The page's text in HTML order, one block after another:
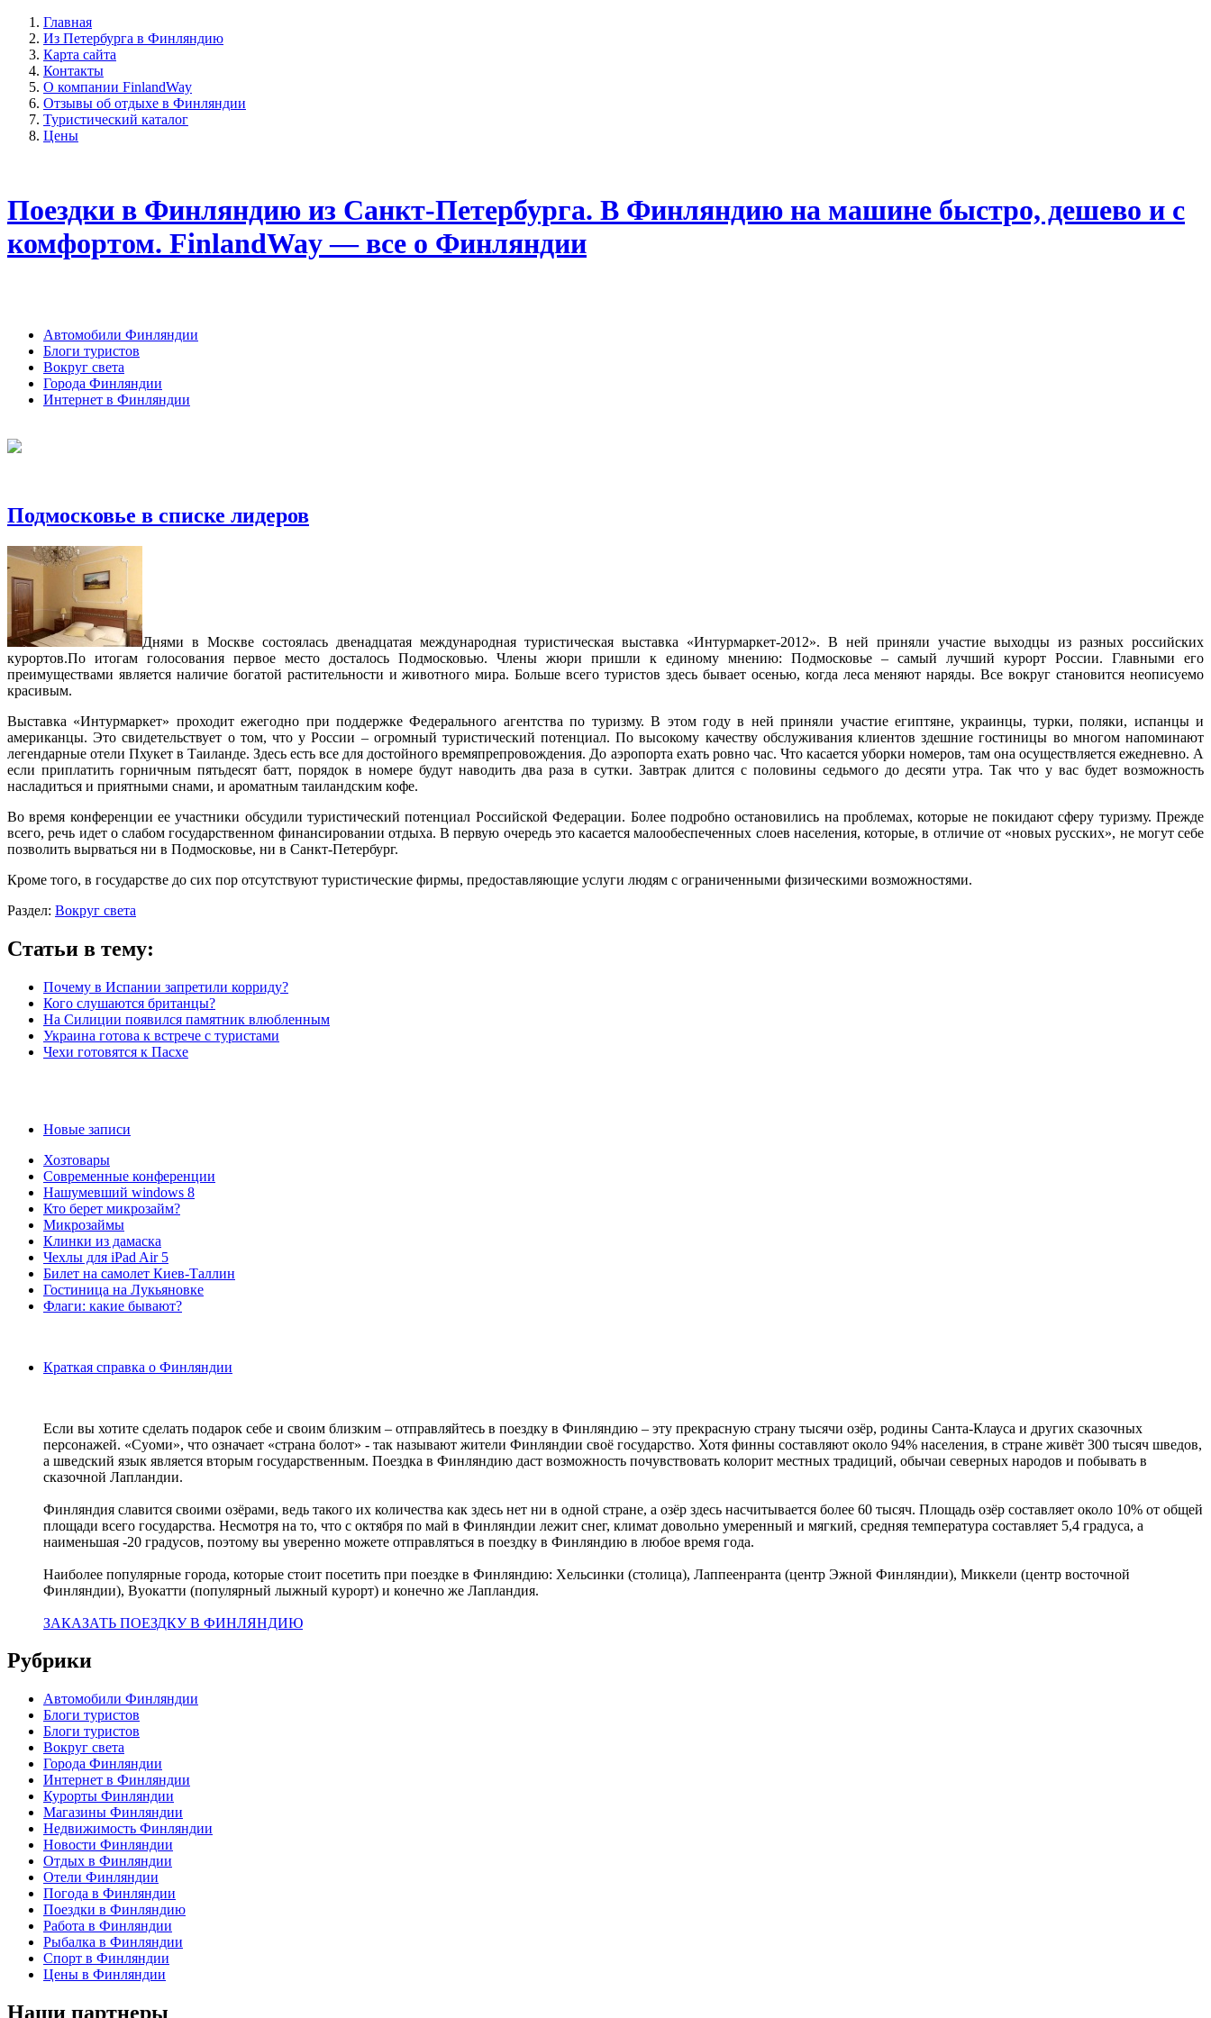
Главная
Из Петербурга в Финляндию
Карта сайта
Контакты
О компании FinlandWay
Отзывы об отдыхе в Финляндии
Туристический каталог
Цены
Поездки в Финляндию из Санкт-Петербурга. В Финляндию на машине быстро, дешево и с
комфортом. FinlandWay — все о Финляндии
Автомобили Финляндии
Блоги туристов
Вокруг света
Города Финляндии
Интернет в Финляндии
Подмосковье в списке лидеров
Днями в Москве состоялась двенадцатая международная туристическая выставка «Интурмаркет-2012». В ней приняли участие выходцы из разных российских
курортов.По итогам голосования первое место досталось Подмосковью. Члены жюри пришли к единому мнению: Подмосковье – самый лучший курорт России. Главными его
преимуществами является наличие богатой растительности и животного мира. Больше всего туристов здесь бывает осенью, когда леса меняют наряды. Все вокруг становится неописуемо
красивым.
Выставка «Интурмаркет» проходит ежегодно при поддержке Федерального агентства по туризму. В этом году в ней приняли участие египтяне, украинцы, турки, поляки, испанцы и
американцы. Это свидетельствует о том, что у России – огромный туристический потенциал. По высокому качеству обслуживания клиентов здешние гостиницы во многом напоминают
легендарные отели Пхукет в Таиланде. Здесь есть все для достойного времяпрепровождения. До аэропорта ехать ровно час. Что касается уборки номеров, там она осуществляется ежедневно. А
если приплатить горничным пятьдесят батт, порядок в номере будут наводить два раза в сутки. Завтрак длится с половины седьмого до десяти утра. Так что у вас будет возможность
насладиться и приятными снами, и ароматным таиландским кофе.
Во время конференции ее участники обсудили туристический потенциал Российской Федерации. Более подробно остановились на проблемах, которые не покидают сферу туризму. Прежде
всего, речь идет о слабом государственном финансировании отдыха. В первую очередь это касается малообеспеченных слоев населения, которые, в отличие от «новых русских», не могут себе
позволить вырваться ни в Подмосковье, ни в Санкт-Петербург.
Кроме того, в государстве до сих пор отсутствуют туристические фирмы, предоставляющие услуги людям с ограниченными физическими возможностями.
Раздел: Вокруг света
Статьи в тему:
Почему в Испании запретили корриду?
Кого слушаются британцы?
На Силиции появился памятник влюбленным
Украина готова к встрече с туристами
Чехи готовятся к Пасхе
Новые записи
Хозтовары
Современные конференции
Нашумевший windows 8
Кто берет микрозайм?
Микрозаймы
Клинки из дамаска
Чехлы для iPad Air 5
Билет на самолет Киев-Таллин
Гостиница на Лукьяновке
Флаги: какие бывают?
Краткая справка о Финляндии
Если вы хотите сделать подарок себе и своим близким – отправляйтесь в поездку в Финляндию – эту прекрасную страну тысячи озёр, родины Санта-Клауса и других сказочных
персонажей. «Суоми», что означает «страна болот» - так называют жители Финляндии своё государство. Хотя финны составляют около 94% населения, в стране живёт 300 тысяч шведов,
а шведский язык является вторым государственным. Поездка в Финляндию даст возможность почувствовать колорит местных традиций, обычаи северных народов и побывать в
сказочной Лапландии.
Финляндия славится своими озёрами, ведь такого их количества как здесь нет ни в одной стране, а озёр здесь насчитывается более 60 тысяч. Площадь озёр составляет около 10% от общей
площади всего государства. Несмотря на то, что с октября по май в Финляндии лежит снег, климат довольно умеренный и мягкий, средняя температура составляет 5,4 градуса, а
наименьшая -20 градусов, поэтому вы уверенно можете отправляться в поездку в Финляндию в любое время года.
Наиболее популярные города, которые стоит посетить при поездке в Финляндию: Хельсинки (столица), Лаппеенранта (центр Эжной Финляндии), Миккели (центр восточной
Финляндии), Вуокатти (популярный лыжный курорт) и конечно же Лапландия.
ЗАКАЗАТЬ ПОЕЗДКУ В ФИНЛЯНДИЮ
Рубрики
Автомобили Финляндии
Блоги туристов
Блоги туристов
Вокруг света
Города Финляндии
Интернет в Финляндии
Курорты Финляндии
Магазины Финляндии
Недвижимость Финляндии
Новости Финляндии
Отдых в Финляндии
Отели Финляндии
Погода в Финляндии
Поездки в Финляндию
Работа в Финляндии
Рыбалка в Финляндии
Спорт в Финляндии
Цены в Финляндии
Наши партнеры